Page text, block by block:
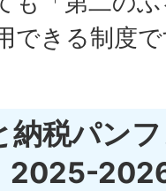
できる制度
納税パン
2025-